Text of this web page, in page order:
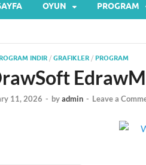
OYUN PROGRAM
INDIR / GRAFIKLER / PROGRAM
11, 2026 - byadmin - Leave a